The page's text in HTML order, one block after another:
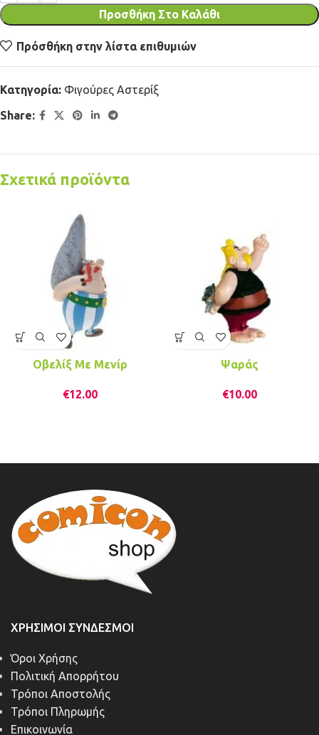
Προσθήκη Στο Καλάθι
Πρόσθήκη στην λίστα επιθυμιών
Κατηγορία: Φιγούρες Αστερίξ
Share:
Σχετικά προϊόντα
Οβελίξ Με Μενίρ
€12.00
Ψαράς
€10.00
ΧΡΉΣΙΜΟΙ ΣΎΝΔΕΣΜΟΙ
Όροι Χρήσης
Πολιτική Απορρήτου
Τρόποι Αποστολής
Τρόποι Πληρωμής
Επικοινωνία